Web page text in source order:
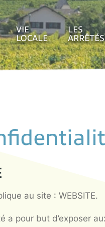
VIE
LOCALE